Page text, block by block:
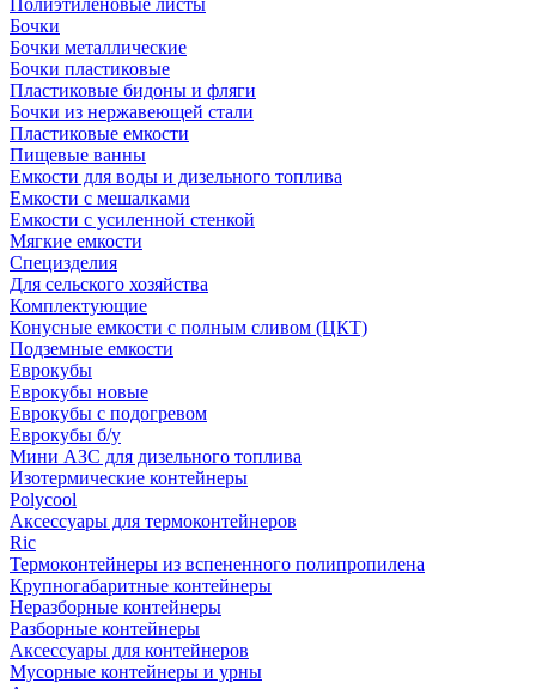
Полиэтиленовые листы
Бочки
Бочки металлические
Бочки пластиковые
Пластиковые бидоны и фляги
Бочки из нержавеющей стали
Пластиковые емкости
Пищевые ванны
Емкости для воды и дизельного топлива
Емкости с мешалками
Емкости с усиленной стенкой
Мягкие емкости
Специзделия
Для сельского хозяйства
Комплектующие
Конусные емкости с полным сливом (ЦКТ)
Подземные емкости
Еврокубы
Еврокубы новые
Еврокубы с подогревом
Еврокубы б/у
Мини АЗС для дизельного топлива
Изотермические контейнеры
Polycool
Аксессуары для термоконтейнеров
Ric
Термоконтейнеры из вспененного полипропилена
Крупногабаритные контейнеры
Неразборные контейнеры
Разборные контейнеры
Аксессуары для контейнеров
Мусорные контейнеры и урны